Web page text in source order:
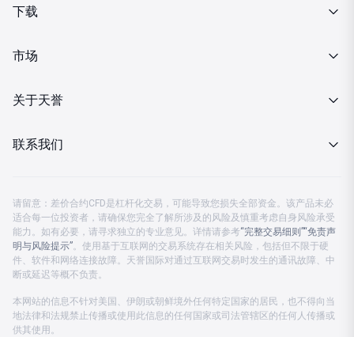
产品介绍
下载
MT4下载
市场
行情报价
金市快讯
投资月刊
关于天誉
关于我们
监管认证
公司公告
公司账户
联络我们
联系我们
中国大陆：4001203582
中国香港及海外：+852 37596888
请留意：差价合约CFD是杠杆化交易，可能导致您损失全部资金。该产品未必
适合每一位投资者，请确保您完全了解所涉及的风险及慎重考虑自身风险承受
能力。如有必要，请寻求独立的专业意见。详情请参考“完整交易细则”“免责声
明与风险提示”。使用基于互联网的交易系统存在相关风险，包括但不限于硬
件、软件和网络连接故障。天誉国际对通过互联网交易时发生的通讯故障、中
断或延迟等概不负责。
本网站的信息不针对美国、伊朗或朝鲜境外任何特定国家的居民，也不得向当
地法律和法规禁止传播或使用此信息的任何国家或司法管辖区的任何人传播或
供其使用。